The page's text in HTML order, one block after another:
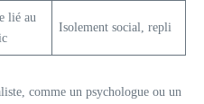
lié au
Isolement social, repli
comme un psychologue ou un